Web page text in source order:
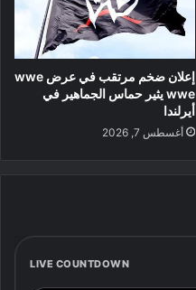
إعلان ضخم مرتقب في عرض wwe
wwe يثير حماس الجماهير في
أيرلندا
أغسطس 7, 2026
LIVE COUNTDOWN